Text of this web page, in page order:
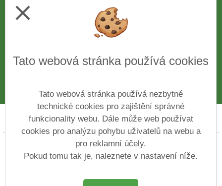
Telefon
312 510 081
43776761
www.zshajeslany.cz
E-mail
1zsslany.haje@zshajeslany.cz
Číslo účtu
27-7171100227/0100
Prohlášení o přístupnosti Mapa webu Cookies
Copyright © 2022 - 2023 Základní škola ve Slaném Na
Hájích &
Vitalex Group - Tvorba školních
close
Tato webová stránka používá cookies
Tato webová stránka používá nezbytné
technické cookies pro zajištění správné
funkcionality webu. Dále může web používat
cookies pro analýzu pohybu uživatelů na webu a
pro reklamní účely.
Pokud tomu tak je, naleznete v nastavení níže.